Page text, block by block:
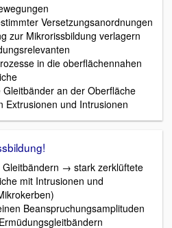
Versetzungsanordnungen
zur Mikrorissbildung verlagern
in die oberflächennahen
Gleitbänder an der Oberfläche
Extrusionen und Intrusionen
Gleitbändern → stark zerklüftete
mit Intrusionen und
Beanspruchungsamplituden